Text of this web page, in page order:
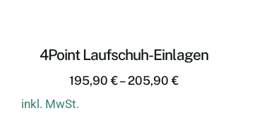
4Point Laufschuh-Einlagen
195,90€– 205,90€
inkl. MwSt.